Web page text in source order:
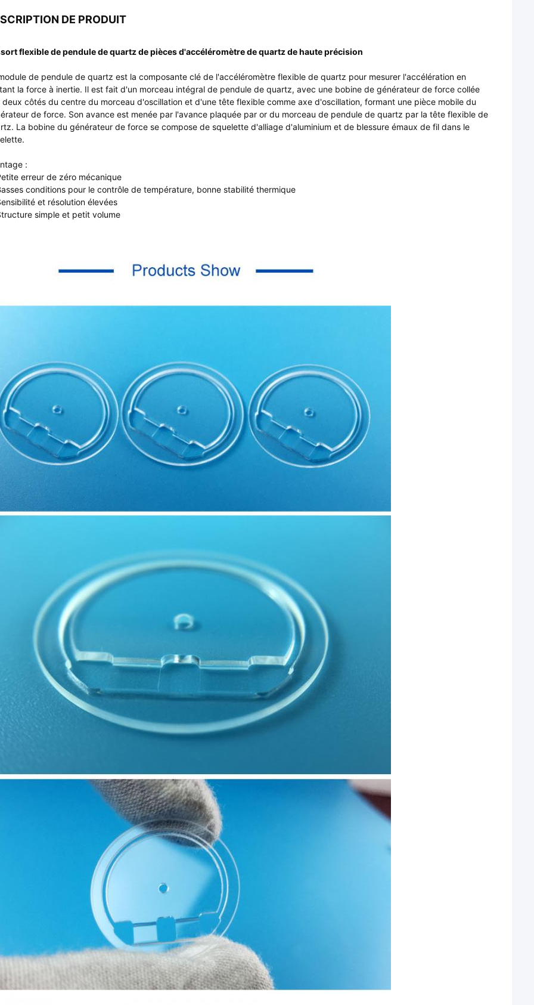
DE PRODUIT
flexible de pendule de quartz de pièces d'accéléromètre de quartz de haute précision
de pendule de quartz est la composante clé de l'accéléromètre flexible de quartz pour mesurer l'accélération en
la force à inertie. Il est fait d'un morceau intégral de pendule de quartz, avec une bobine de générateur de force collée
deux côtés du centre du morceau d'oscillation et d'une tête flexible comme axe d'oscillation, formant une pièce mobile du
de force. Son avance est menée par l'avance plaquée par or du morceau de pendule de quartz par la tête flexible de
La bobine du générateur de force se compose de squelette d'alliage d'aluminium et de blessure émaux de fil dans le
:
erreur de zéro mécanique
conditions pour le contrôle de température, bonne stabilité thermique
et résolution élevées
simple et petit volume